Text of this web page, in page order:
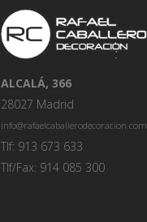
ALCALÁ, 366
28027 Madrid
info@rafaelcaballerodecoracion.com
Tlf: 913 673 633
Tlf/Fax: 914 085 300